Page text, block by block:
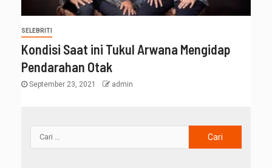
SELEBRITI
Kondisi Saat ini Tukul Arwana Mengidap
Pendarahan Otak
September 23, 2021 admin